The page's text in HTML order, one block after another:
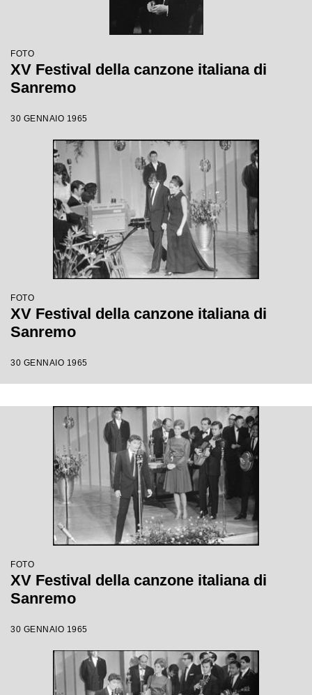
FOTO
XV Festival della canzone italiana di
Sanremo
30 GENNAIO 1965
FOTO
XV Festival della canzone italiana di
Sanremo
30 GENNAIO 1965
FOTO
XV Festival della canzone italiana di
Sanremo
30 GENNAIO 1965